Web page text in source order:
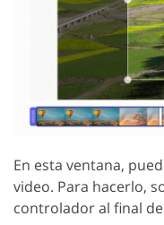
En esta ventana,
video. Para hacerlo,
controlador al final